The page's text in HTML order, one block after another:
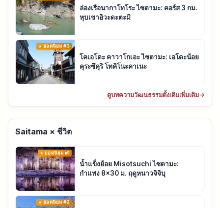
ล่องเรือนากาโทโระ ไซตามะ: คอร์ส 3 กม.
หุบเขาอิวะดะตะมิ
ยอดนิยม #3
โคเอโดะ คาวาโกเอะ ไซตามะ: เอโดะน้อย
คุระซึคุริ โทคิโนะคาเนะ
ดูบทความวัฒนธรรมดั้งเดิมเพิ่มเติม→
Saitama × ชีวิต
ยอดนิยม #1
น้ำแข็งย้อย Misotsuchi ไซตามะ:
กำแพง 8x30 ม. ฤดูหนาวจิจิบุ
ยอดนิยม #2